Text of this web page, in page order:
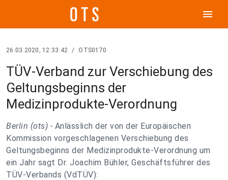
menu
26.03.2020, 12:33:42 / OTS0170
TÜV-Verband zur Verschiebung des
Geltungsbeginns der
Medizinprodukte-Verordnung
Berlin (ots) - Anlässlich der von der Europäischen
Kommission vorgeschlagenen Verschiebung des
Geltungsbeginns der Medizinprodukte-Verordnung um
ein Jahr sagt Dr. Joachim Bühler, Geschäftsführer des
TÜV-Verbands (VdTÜV):